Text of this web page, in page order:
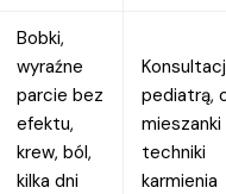
Bobki,
wyraźne
parcie bez
efektu,
krew, ból,
kilka dni
pediatrą,
mieszanki
techniki
karmienia